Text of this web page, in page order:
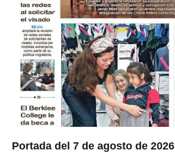
Portada del 7 de agosto de 2026